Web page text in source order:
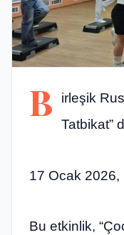
B
irleşik
Tatbikat”
17 Ocak 2026,
Bu etkinlik,